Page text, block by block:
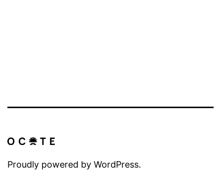
Proudly powered by WordPress.